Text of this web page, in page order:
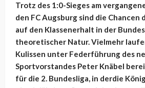
Trotz des 1:0-Sieges am
den FC Augsburg sind die Chancen
auf den Klassenerhalt in der
theoretischer Natur. Vielmehr
Kulissen unter Federführung des
Sportvorstandes Peter Knäbel
für die 2. Bundesliga, in derdie